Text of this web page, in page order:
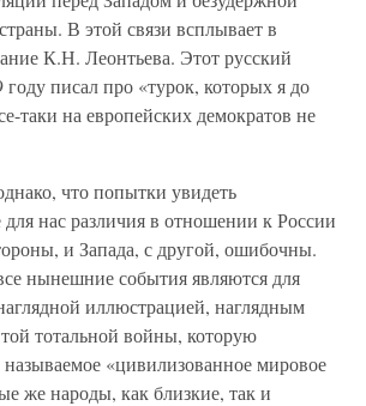
В этой связи всплывает в
К.Н. Леонтьева. Этот русский
писал про «турок, которых я до
таки на европейских демократов не
что попытки увидеть
нас различия в отношении к России
и Запада, с другой, ошибочны.
нынешние события являются для
иллюстрацией, наглядным
тотальной войны, которую
«цивилизованное мировое
же народы, как близкие, так и